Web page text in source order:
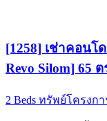
[1258] เช่าคอนโ
Revo Silom] 65
2 Beds ทรัพย์โครงก